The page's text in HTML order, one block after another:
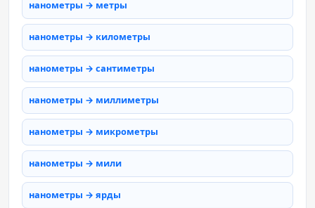
нанометры → метры
нанометры → километры
нанометры → сантиметры
нанометры → миллиметры
нанометры → микрометры
нанометры → мили
нанометры → ярды